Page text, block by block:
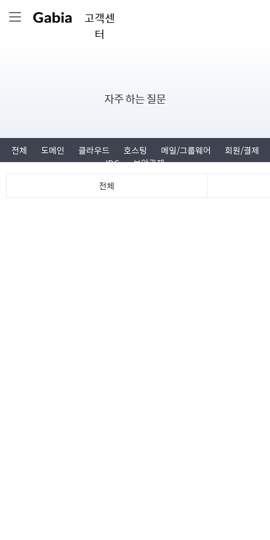
고객센
터
자주 하는 질문
전체 도메인 클라우드 호스팅 메일/그룹웨어
회원/결제
IDC
보안관제
전체